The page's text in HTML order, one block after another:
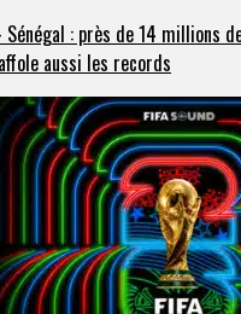
Sénégal : près de 14 millions
aussi les records